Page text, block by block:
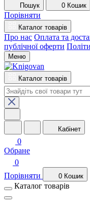
Пошук 0 Кошик
Порівняти
Каталог товарів
Про нас Оплата та
публічної оферти
Меню
Каталог товарів
Кабінет
0
Обране
0
Порівняти
0 Кошик
Каталог товарів